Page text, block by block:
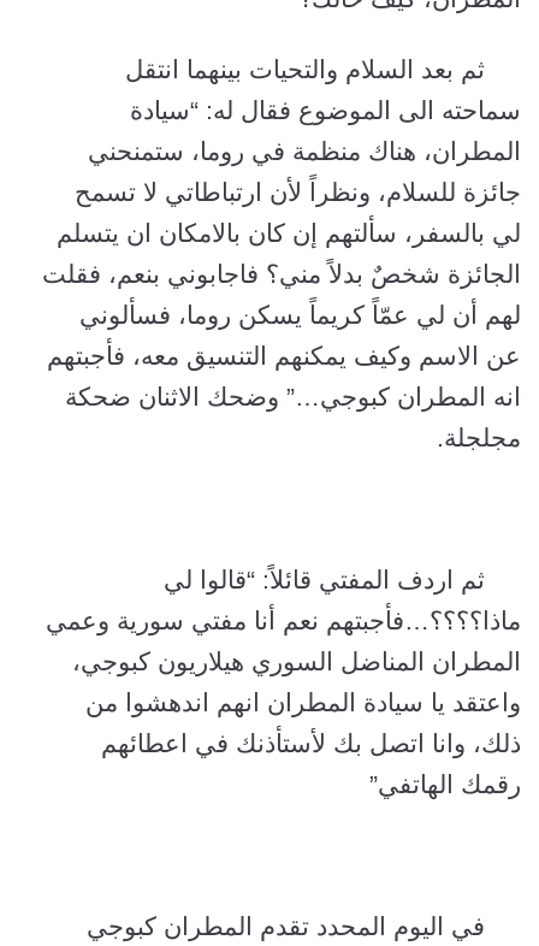
ثم بعد السلام والتحيات بينهما انتقل
سماحته الى الموضوع فقال له: “سيادة
المطران، هناك منظمة في روما، ستمنحني
جائزة للسلام، ونظراً لأن ارتباطاتي لا تسمح
لي بالسفر، سألتهم إن كان بالامكان ان يتسلم
الجائزة شخصٌ بدلاً مني؟ فاجابوني بنعم، فقلت
لهم أن لي عمّاً كريماً يسكن روما، فسألوني
عن الاسم وكيف يمكنهم التنسيق معه، فأجبتهم
انه المطران كبوجي…” وضحك الاثنان ضحكة
مجلجلة.
ثم اردف المفتي قائلاً: “قالوا لي
ماذا؟؟؟؟…فأجبتهم نعم أنا مفتي سورية وعمي
المطران المناضل السوري هيلاريون كبوجي،
واعتقد يا سيادة المطران انهم اندهشوا من
ذلك، وانا اتصل بك لأستأذنك في اعطائهم
رقمك الهاتفي”
في اليوم المحدد تقدم المطران كبوجي